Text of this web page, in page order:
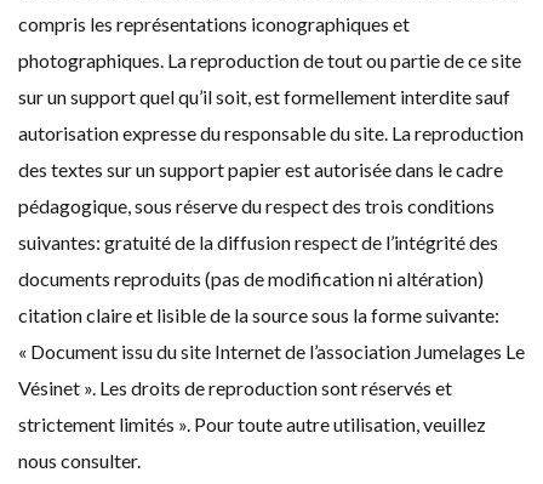
compris les représentations iconographiques et
photographiques. La reproduction de tout ou partie de ce site
sur un support quel qu’il soit, est formellement interdite sauf
autorisation expresse du responsable du site. La reproduction
des textes sur un support papier est autorisée dans le cadre
pédagogique, sous réserve du respect des trois conditions
suivantes: gratuité de la diffusion respect de l’intégrité des
documents reproduits (pas de modification ni altération)
citation claire et lisible de la source sous la forme suivante:
« Document issu du site Internet de l’association Jumelages Le
Vésinet ». Les droits de reproduction sont réservés et
strictement limités ». Pour toute autre utilisation, veuillez
nous consulter.